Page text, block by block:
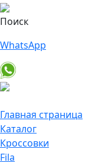
Поиск
WhatsApp
Главная страница
Каталог
Кроссовки
Fila